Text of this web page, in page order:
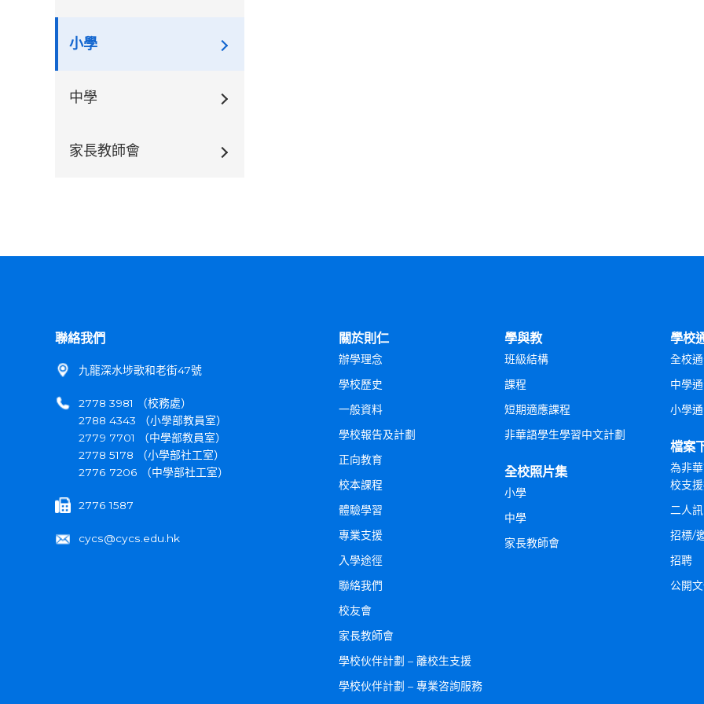
小學
中學
家長教師會
聯絡我們
九龍深水埗歌和老街47號
2778 3981 （校務處）
2788 4343 （小學部教員室）
2779 7701 （中學部教員室）
2778 5178 （小學部社工室）
2776 7206 （中學部社工室）
2776 1587
cycs@cycs.edu.hk
關於則仁
辦學理念
學校歷史
一般資料
學校報告及計劃
正向教育
校本課程
體驗學習
專業支援
入學途徑
聯絡我們
校友會
家長教師會
學校伙伴計劃 – 離校生支援
學校伙伴計劃 – 專業咨詢服務
學與教
班級結構
課程
短期適應課程
非華語學生學習中文計劃
全校照片集
小學
中學
家長教師會
學校
全校
中學
小學
檔案
為非
校支
二人訊
招標/
招聘
公開